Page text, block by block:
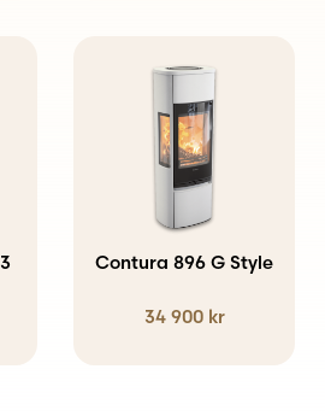
Contura 896 G Style
34 900 kr
produkten
varianter.